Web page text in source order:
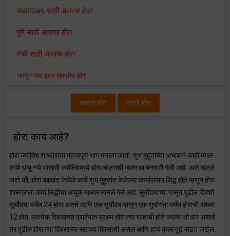
अहमदाबाद साठी आजचा होरा
पुणे साठी आजचा होरा
रांची साठी आजचा होरा
जाणून घ्या इतर शहरांचा होरा
कालचे होरा येणारे होरा
होरा काय आहे?
होरा ज्योतिष शास्त्राचा महत्वपूर्ण भाग मनाला जातो. शुभ मुहूर्ताच्या अभावाने काही मंगल
कार्य थांबू नये यासाठी ज्योतिषमध्ये होरा चक्राची व्यवस्था बनवली गेली आहे. असे म्हटले
जाते की, होरा काळात केलेले कार्य शुभ मुहुर्तात केलेल्या कार्यासमान सिद्ध होते म्हणून होरा
शास्त्राला कार्य सिद्धीचा अचूक माध्यम मानले गेले आहे. सुर्योदयाच्या पासून पुढील दिवशी
सुर्योदया पर्यंत 24 होरा असते आणि एक सुर्योदय पासून एक सुर्यास्ता पर्यंत होराची संख्या
12 होते. प्रत्येक दिवसाच्या प्रारंभात प्रथम होरा त्या ग्रहाची होते ज्याचा तो वार असतो.
तर पुढील होरा त्या दिवसाच्या सहाव्या दिवसाची असेल आणि हाच क्रम पुढे वाढत जाईल.